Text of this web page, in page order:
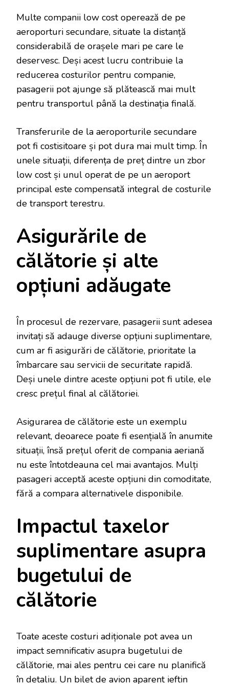
Multe companii low cost operează de pe
aeroporturi secundare, situate la distanță
considerabilă de orașele mari pe care le
deservesc. Deși acest lucru contribuie la
reducerea costurilor pentru companie,
pasagerii pot ajunge să plătească mai mult
pentru transportul până la destinația finală.
Transferurile de la aeroporturile secundare
pot fi costisitoare și pot dura mai mult timp. În
unele situații, diferența de preț dintre un zbor
low cost și unul operat de pe un aeroport
principal este compensată integral de costurile
de transport terestru.
Asigurările de
călătorie și alte
opțiuni adăugate
În procesul de rezervare, pasagerii sunt adesea
invitați să adauge diverse opțiuni suplimentare,
cum ar fi asigurări de călătorie, prioritate la
îmbarcare sau servicii de securitate rapidă.
Deși unele dintre aceste opțiuni pot fi utile, ele
cresc prețul final al călătoriei.
Asigurarea de călătorie este un exemplu
relevant, deoarece poate fi esențială în anumite
situații, însă prețul oferit de compania aeriană
nu este întotdeauna cel mai avantajos. Mulți
pasageri acceptă aceste opțiuni din comoditate,
fără a compara alternativele disponibile.
Impactul taxelor
suplimentare asupra
bugetului de
călătorie
Toate aceste costuri adiționale pot avea un
impact semnificativ asupra bugetului de
călătorie, mai ales pentru cei care nu planifică
în detaliu. Un bilet de avion aparent ieftin